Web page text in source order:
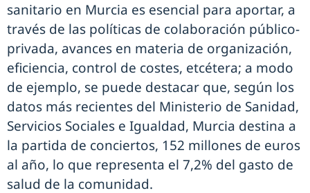
sanitario en Murcia es esencial para aportar, a
través de las políticas de colaboración público-
privada, avances en materia de organización,
eficiencia, control de costes, etcétera; a modo
de ejemplo, se puede destacar que, según los
datos más recientes del Ministerio de Sanidad,
Servicios Sociales e Igualdad, Murcia destina a
la partida de conciertos, 152 millones de euros
al año, lo que representa el 7,2% del gasto de
salud de la comunidad.